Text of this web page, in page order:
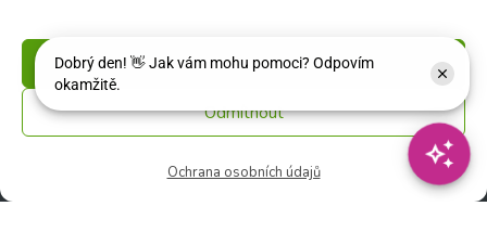
Příjmout
Odmítnout
Ochrana osobních údajů
Sledujte nás: